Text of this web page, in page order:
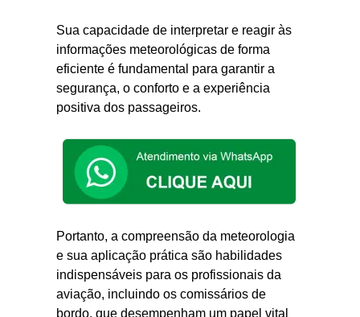
Sua capacidade de interpretar e reagir às
informações meteorológicas de forma
eficiente é fundamental para garantir a
segurança, o conforto e a experiência
positiva dos passageiros.
Portanto, a compreensão da meteorologia
e sua aplicação prática são habilidades
indispensáveis ​​para os profissionais da
aviação, incluindo os comissários de
bordo, que desempenham um papel vital